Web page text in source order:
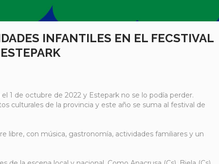
INFANTILES EN EL FECSTIVAL
el 1 de octubre de 2022 y Estepark no se lo podía perder.
culturales de la provincia y este año se suma al festival de
libre, con música, gastronomía, actividades familiares y un